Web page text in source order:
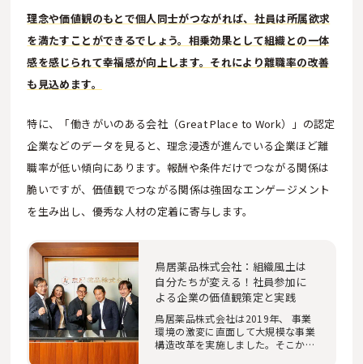
理念や価値観のもとで個人同士がつながれば、社員は所属欲求
を満たすことができるでしょう。相乗効果として組織との一体
感を感じられて幸福感が向上します。それにより離職率の改善
も見込めます。
特に、「働きがいのある会社（Great Place to Work）」の認定
企業などのデータを見ると、理念浸透が進んでいる企業ほど離
職率が低い傾向にあります。報酬や条件だけでつながる関係は
脆いですが、価値観でつながる関係は強固なエンゲージメント
を生み出し、優秀な人材の定着に寄与します。
鳥居薬品株式会社：組織風土は
自分たちが変える！社員参加に
よる企業の価値観策定と実践
鳥居薬品株式会社は2019年、 事業
環境の激変に直面して大規模な事業
構造改革を実施しました。そこから